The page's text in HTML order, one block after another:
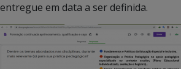
entregue em data a ser definida.